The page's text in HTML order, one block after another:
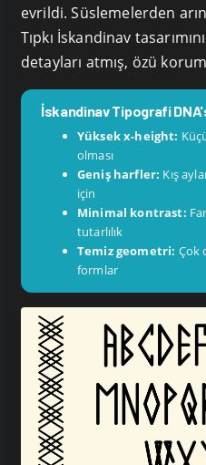
evrildi. Süslemelerden
Tıpkı İskandinav
detayları atmış, özü
İskandinav Tipografi
Yüksek x-height:
olması
Geniş harfler: Kış
için
Minimal kontrast:
tutarlılık
Temiz geometri: Çok
formlar